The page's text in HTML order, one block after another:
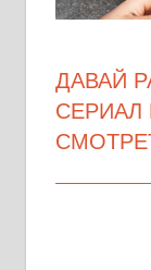
ДАВАЙ
СЕРИАЛ